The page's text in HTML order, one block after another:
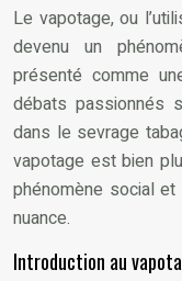
Le vapotage, ou
devenu un
présenté comme
débats passionnés
dans le sevrage
vapotage est bien
phénomène social
nuance.
Introduction au